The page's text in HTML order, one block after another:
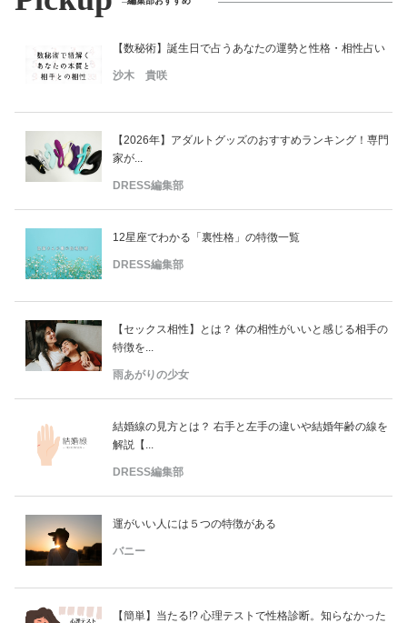
【数秘術】誕生日で占うあなたの運勢と性格・相性占い
沙木 貴咲
【2026年】アダルトグッズのおすすめランキング！専門
家が...
DRESS編集部
12星座でわかる「裏性格」の特徴一覧
DRESS編集部
【セックス相性】とは？ 体の相性がいいと感じる相手の
特徴を...
雨あがりの少女
結婚線の見方とは？ 右手と左手の違いや結婚年齢の線を
解説【...
DRESS編集部
運がいい人には５つの特徴がある
バニー
【簡単】当たる!? 心理テストで性格診断。知らなかった